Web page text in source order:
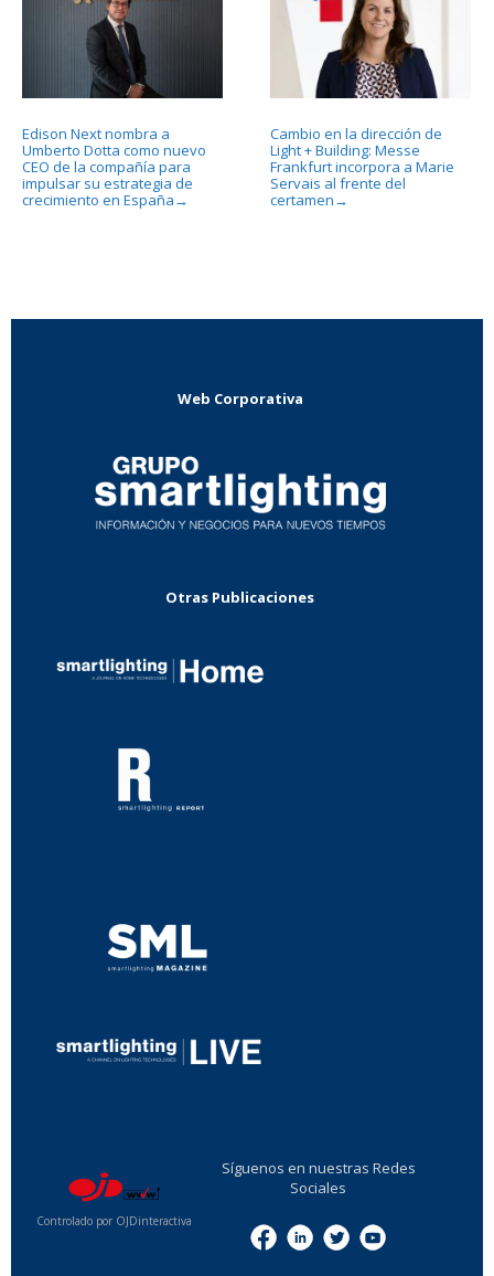
Edison Next nombra a
Umberto Dotta como nuevo
CEO de la compañía para
impulsar su estrategia de
crecimiento en España →
Cambio en la dirección de
Light + Building: Messe
Frankfurt incorpora a Marie
Servais al frente del
certamen →
Web Corporativa
Otras Publicaciones
Controlado por OJDinteractiva
Síguenos en nuestras Redes
Sociales